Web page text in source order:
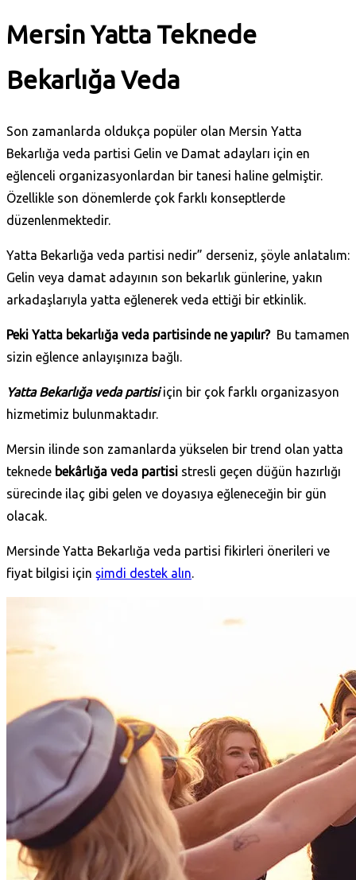
Mersin Yatta Teknede
Bekarlığa Veda
Son zamanlarda oldukça popüler olan Mersin Yatta
Bekarlığa veda partisi Gelin ve Damat adayları için en
eğlenceli organizasyonlardan bir tanesi haline gelmiştir.
Özellikle son dönemlerde çok farklı konseptlerde
düzenlenmektedir.
Yatta Bekarlığa veda partisi nedir” derseniz, şöyle anlatalım:
Gelin veya damat adayının son bekarlık günlerine, yakın
arkadaşlarıyla yatta eğlenerek veda ettiği bir etkinlik.
Peki Yatta bekarlığa veda partisinde ne yapılır?Bu tamamen
sizin eğlence anlayışınıza bağlı.
Yatta Bekarlığa veda partisiiçin bir çok farklı organizasyon
hizmetimiz bulunmaktadır.
Mersin ilinde son zamanlarda yükselen bir trend olan yatta
teknede bekârlığa veda partisi stresli geçen düğün hazırlığı
sürecinde ilaç gibi gelen ve doyasıya eğleneceğin bir gün
olacak.
Mersinde Yatta Bekarlığa veda partisi fikirleri önerileri ve
fiyat bilgisi için şimdi destek alın.